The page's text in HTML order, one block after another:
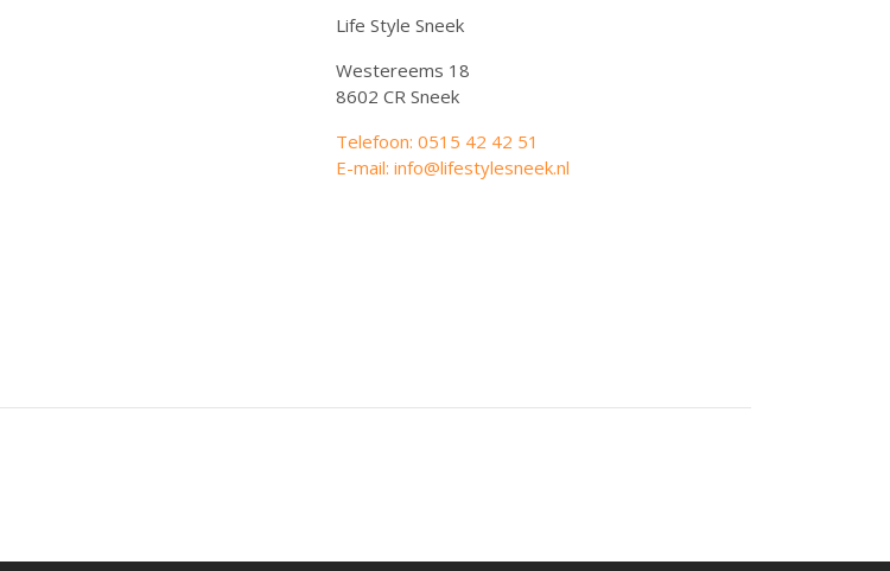
Life Style Sneek
Westereems 18
8602 CR Sneek
Telefoon: 0515 42 42 51
E-mail: info@lifestylesneek.nl